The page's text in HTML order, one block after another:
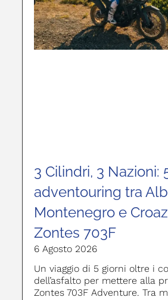
3 Cilindri, 3 Nazioni:
adventouring tra
Montenegro e
Zontes 703F
6 Agosto 2026
Un viaggio di 5 giorni oltre i
dell’asfalto per mettere alla
Zontes 703F Adventure. Tra